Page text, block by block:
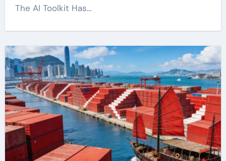
The AI Toolkit Has…